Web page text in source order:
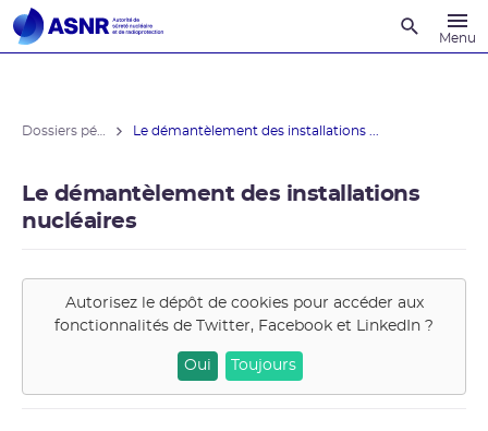
Menu
Le démantèlement des installations ...
Le démantèlement des installations
nucléaires
Autorisez le dépôt de cookies pour accéder aux
fonctionnalités de Twitter, Facebook et LinkedIn ?
Oui Toujours